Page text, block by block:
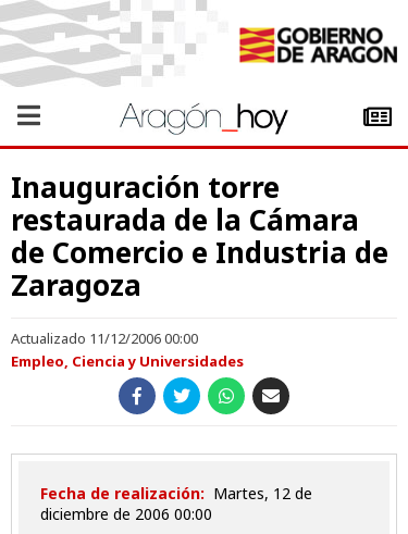
Inauguración torre
restaurada de la Cámara
de Comercio e Industria de
Zaragoza
Actualizado 11/12/2006 00:00
Empleo, Ciencia y Universidades
Fecha de realización: martes, 12 de
diciembre de 2006 00:00